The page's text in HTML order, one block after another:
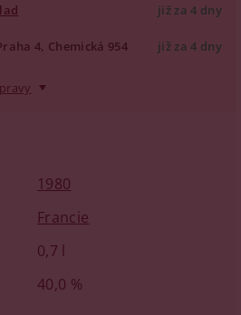
již za 4 dny
4, Chemická 954 již za 4 dny
1980
Francie
0,7 l
40,0 %